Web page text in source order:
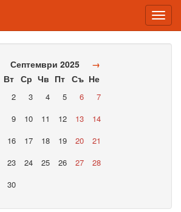
Септември 2025
→
Вт Ср Чв Пт Съ Не
2 3 4 5 6
7
9 10 11 12 13
14
16 17 18 19 20
21
23 24 25 26 27
28
30